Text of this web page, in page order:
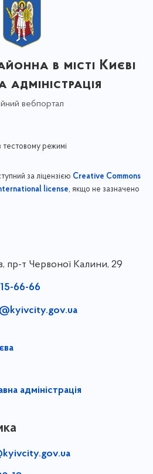
в місті Києві
адміністрація
вебпортал
тестовому режимі
за ліцензією Creative Commons
license, якщо не зазначено
пр-т Червоної Калини, 29
66-66
адміністрація